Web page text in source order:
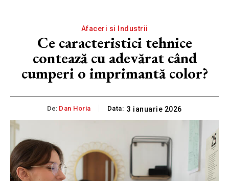
Afaceri si Industrii
Ce caracteristici tehnice
contează cu adevărat când
cumperi o imprimantă color?
De: Dan Horia Data: 3 ianuarie 2026